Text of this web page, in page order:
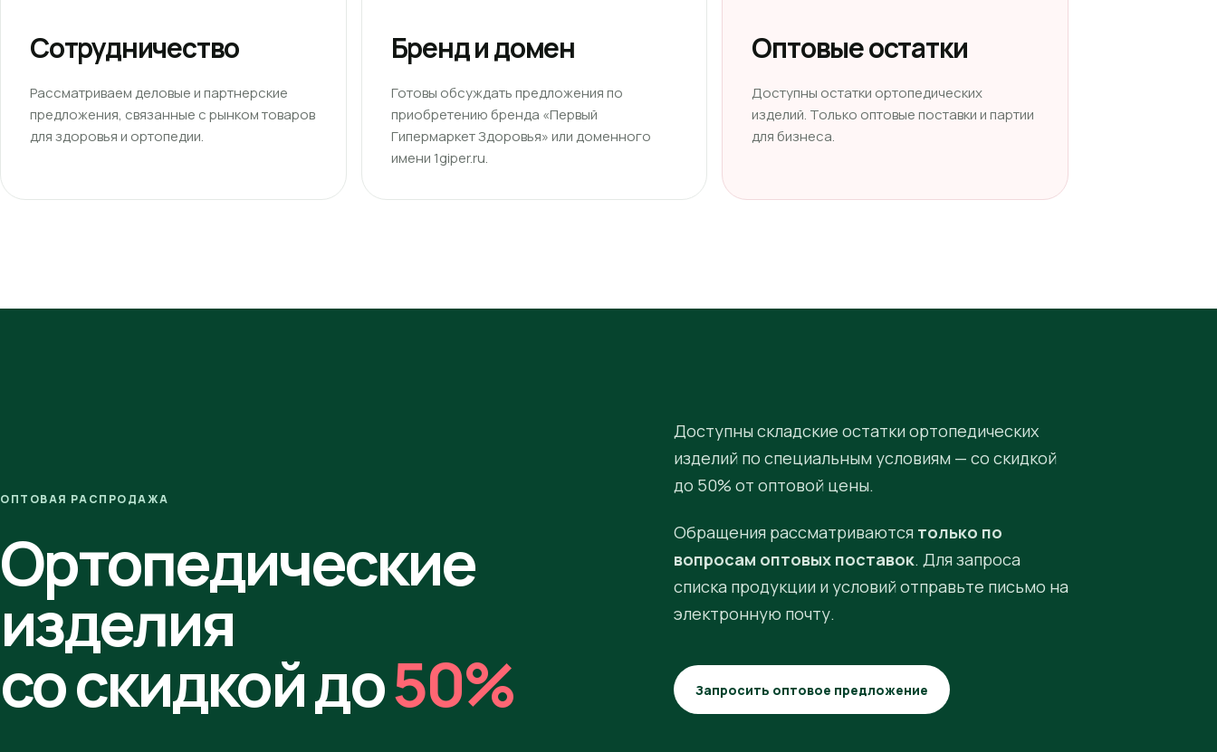
Сотрудничество
Рассматриваем деловые и партнерские
предложения, связанные с рынком товаров
для здоровья и ортопедии.
Бренд и домен
Готовы обсуждать предложения по
приобретению бренда «Первый
Гипермаркет Здоровья» или доменного
имени 1giper.ru.
Оптовые остатки
Доступны остатки ортопедических
изделий. Только оптовые поставки и партии
для бизнеса.
ОПТОВАЯ РАСПРОДАЖА
Ортопедические
изделия
со скидкой до50%
Доступны складские остатки ортопедических
изделий по специальным условиям — со скидкой
до 50% от оптовой цены.
Обращения рассматриваются только по
вопросам оптовых поставок. Для запроса
списка продукции и условий отправьте письмо на
электронную почту.
Запросить оптовое предложение